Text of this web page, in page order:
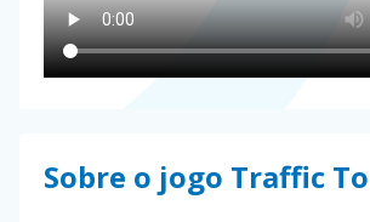
Sobre o jogo Traffic